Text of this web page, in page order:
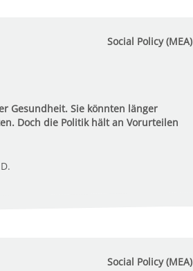
Social Policy (MEA)
Gesundheit. Sie könnten länger
Doch die Politik hält an Vorurteilen
Social Policy (MEA)